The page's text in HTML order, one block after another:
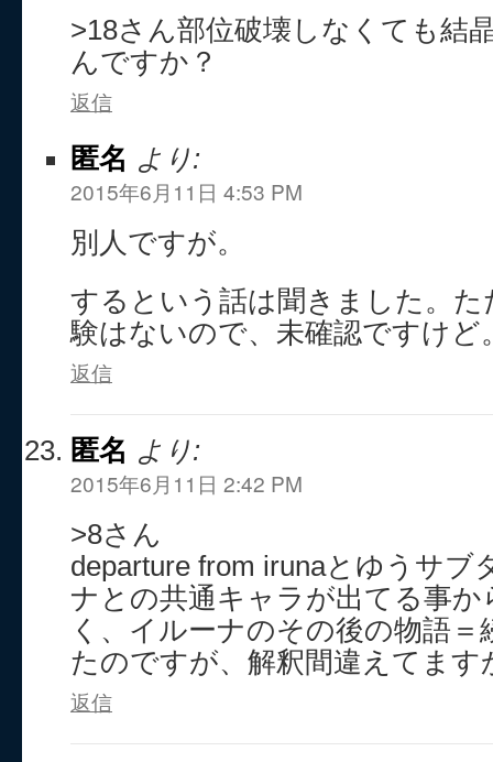
>18さん部位破壊しなくても結
んですか？
返信
匿名 より:
2015年6月11日 4:53 PM
別人ですが。
するという話は聞きました。
験はないので、未確認ですけど
返信
匿名 より:
2015年6月11日 2:42 PM
>8さん
departure from irunaとゆうサブ
ナとの共通キャラが出てる事か
く、イルーナのその後の物語
たのですが、解釈間違えてます
返信